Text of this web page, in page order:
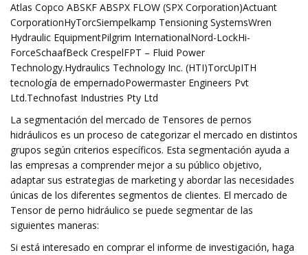
Atlas Copco ABSKF ABSPX FLOW (SPX Corporation)Actuant
CorporationHyTorcSiempelkamp Tensioning SystemsWren
Hydraulic EquipmentPilgrim InternationalNord-LockHi-
ForceSchaafBeck CrespelFPT – Fluid Power
Technology.Hydraulics Technology Inc. (HTI)TorcUpITH
tecnología de empernadoPowermaster Engineers Pvt
Ltd.Technofast Industries Pty Ltd
La segmentación del mercado de Tensores de pernos
hidráulicos es un proceso de categorizar el mercado en distintos
grupos según criterios específicos. Esta segmentación ayuda a
las empresas a comprender mejor a su público objetivo,
adaptar sus estrategias de marketing y abordar las necesidades
únicas de los diferentes segmentos de clientes. El mercado de
Tensor de perno hidráulico se puede segmentar de las
siguientes maneras:
Si está interesado en comprar el informe de investigación, haga